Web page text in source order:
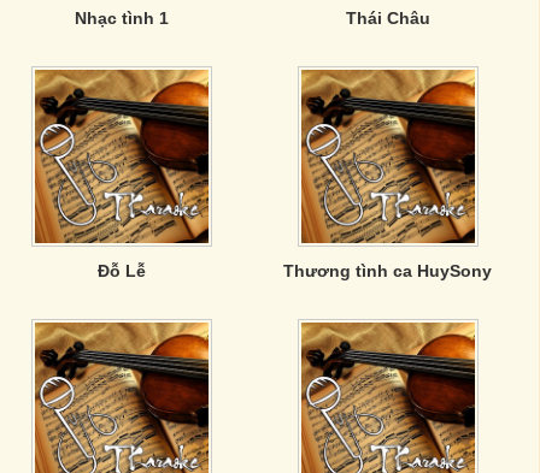
Nhạc tình 1 Thái Châu
Đỗ Lễ Thương tình ca HuySony